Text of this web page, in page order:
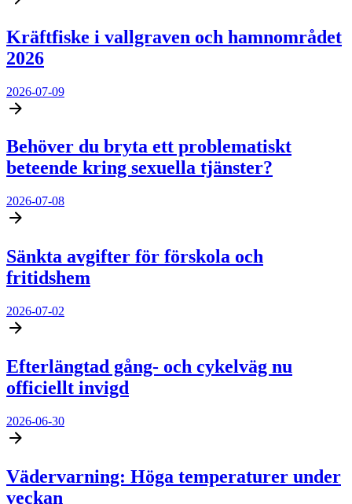
Kräftfiske i vallgraven och hamnområdet
2026
2026-07-09
Behöver du bryta ett problematiskt
beteende kring sexuella tjänster?
2026-07-08
Sänkta avgifter för förskola och
fritidshem
2026-07-02
Efterlängtad gång- och cykelväg nu
officiellt invigd
2026-06-30
Vädervarning: Höga temperaturer under
veckan